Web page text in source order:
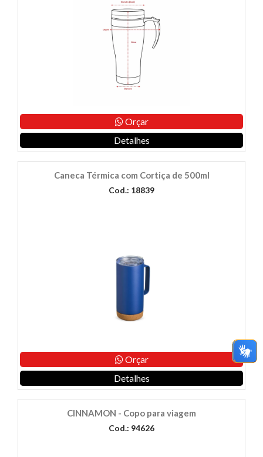
Orçar
Detalhes
Caneca Térmica com Cortiça de 500ml
Cod.: 18839
Orçar
Detalhes
CINNAMON - Copo para viagem
Cod.: 94626